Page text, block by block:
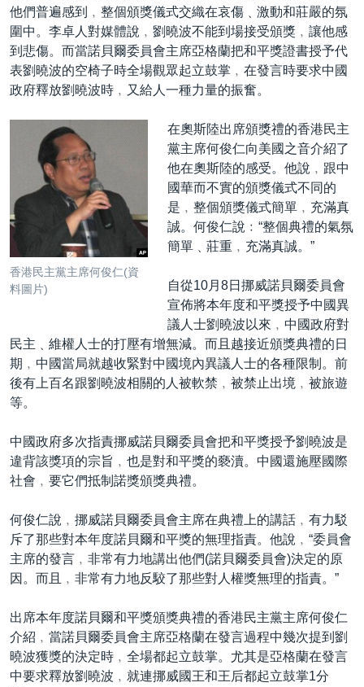
他們普遍感到﹐整個頒獎儀式交織在哀傷﹑激動和莊嚴的氛
圍中。李卓人對媒體說﹐劉曉波不能到場接受頒獎﹐讓他感
到悲傷。而當諾貝爾委員會主席亞格蘭把和平獎證書授予代
表劉曉波的空椅子時全場觀眾起立鼓掌﹐在發言時要求中國
政府釋放劉曉波時﹐又給人一種力量的振奮。
香港民主黨主席何俊仁(資
料圖片)
在奧斯陸出席頒獎禮的香港民主
黨主席何俊仁向美國之音介紹了
他在奧斯陸的感受。他說﹐跟中
國華而不實的頒獎儀式不同的
是﹐整個頒獎儀式簡單﹐充滿真
誠。何俊仁說﹕“整個典禮的氣氛
簡單﹑莊重﹐充滿真誠。”
自從10月8日挪威諾貝爾委員會
宣佈將本年度和平獎授予中國異
議人士劉曉波以來﹐中國政府對
民主﹑維權人士的打壓有增無減。而且越接近頒獎典禮的日
期﹐中國當局就越收緊對中國境內異議人士的各種限制。前
後有上百名跟劉曉波相關的人被軟禁﹐被禁止出境﹐被旅遊
等。
中國政府多次指責挪威諾貝爾委員會把和平獎授予劉曉波是
違背該獎項的宗旨﹐也是對和平獎的褻瀆。中國還施壓國際
社會﹐要它們抵制諾獎頒獎典禮。
何俊仁說﹐挪威諾貝爾委員會主席在典禮上的講話﹐有力駁
斥了那些對本年度諾貝爾和平獎的無理指責。他說﹐“委員會
主席的發言﹐非常有力地講出他們(諾貝爾委員會)決定的原
因。而且﹐非常有力地反駮了那些對人權獎無理的指責。”
出席本年度諾貝爾和平獎頒獎典禮的香港民主黨主席何俊仁
介紹﹐當諾貝爾委員會主席亞格蘭在發言過程中幾次提到劉
曉波獲獎的決定時﹐全場都起立鼓掌。尤其是亞格蘭在發言
中要求釋放劉曉波﹐就連挪威國王和王后都起立鼓掌1分